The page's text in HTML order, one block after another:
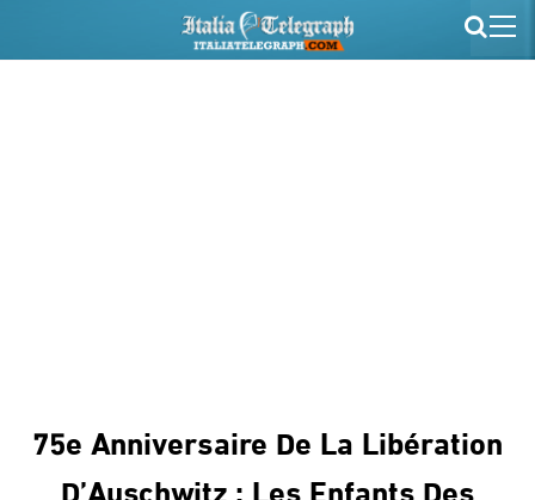
75e Anniversaire De La Libération